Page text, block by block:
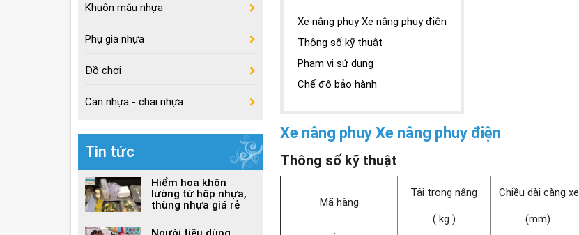
Xe nâng phuy Xe nâng phuy điện
Thông số kỹ thuật
Phạm vi sử dụng
Chế độ bảo hành
Xe nâng phuy Xe nâng phuy điện
Thông số kỹ thuật
Mã hàng
Tải trọng nâng Chiều dài càng xe
( kg ) (mm)
Khuôn mắu nhựa
Phụ gia nhựa
Đồ chơi
Can nhựa - chai nhựa
Tin tức
Hiểm họa khôn
lường từ hộp nhựa,
thùng nhựa giá rẻ